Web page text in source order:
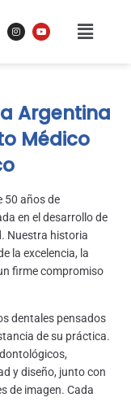
Argentina
Médico
50 años de
en el desarrollo de
Nuestra historia
la excelencia, la
firme compromiso
dentales pensados
de su práctica.
y diseño, junto con
de imagen. Cada